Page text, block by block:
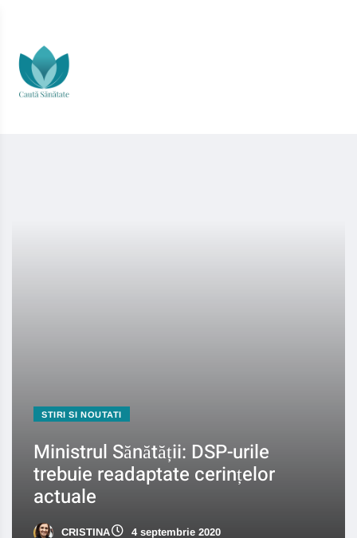
STIRI SI NOUTATI
Ministrul Sănătății: DSP-urile
trebuie readaptate cerințelor
actuale
CRISTINA 4 septembrie 2020